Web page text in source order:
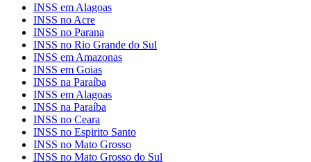
INSS em Alagoas
INSS no Acre
INSS no Parana
INSS no Rio Grande do Sul
INSS em Amazonas
INSS em Goias
INSS na Paraíba
INSS em Alagoas
INSS na Paraíba
INSS no Ceara
INSS no Espirito Santo
INSS no Mato Grosso
INSS no Mato Grosso do Sul